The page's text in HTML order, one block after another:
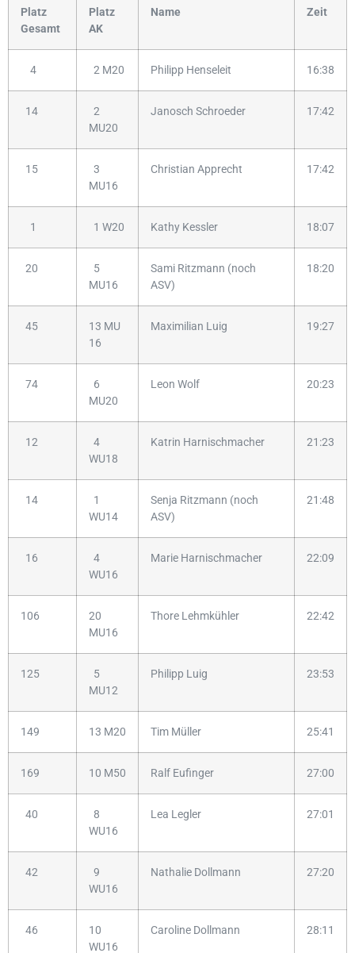
Platz
Gesamt
Platz
AK
Name Zeit
4 2 M20 Philipp Henseleit 16:38
14
2
MU20
Janosch Schroeder 17:42
15
3
MU16
Christian Apprecht 17:42
1 1 W20 Kathy Kessler 18:07
20
5
MU16
Sami Ritzmann (noch
ASV)
18:20
45
13 MU
16
Maximilian Luig 19:27
74
6
MU20
Leon Wolf 20:23
12
4
WU18
Katrin Harnischmacher 21:23
14
1
WU14
Senja Ritzmann (noch
ASV)
21:48
16
4
WU16
Marie Harnischmacher 22:09
106
20
MU16
Thore Lehmkühler 22:42
125
5
MU12
Philipp Luig 23:53
149 13 M20 Tim Müller 25:41
169 10 M50 Ralf Eufinger 27:00
40
8
WU16
Lea Legler 27:01
42
9
WU16
Nathalie Dollmann 27:20
46
10
WU16
Caroline Dollmann 28:11